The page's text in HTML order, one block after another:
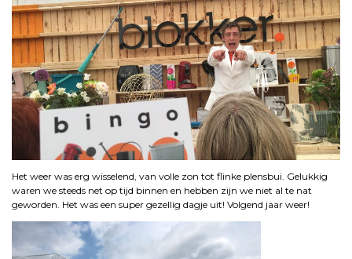
Het weer was erg wisselend, van volle zon tot flinke plensbui. Gelukkig
waren we steeds net op tijd binnen en hebben zijn we niet al te nat
geworden. Het was een super gezellig dagje uit! Volgend jaar weer!